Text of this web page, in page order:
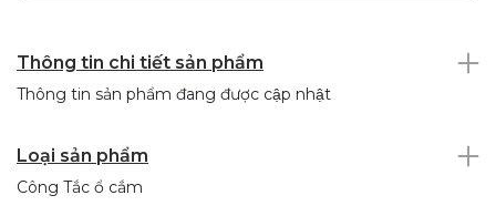
Thông tin chi tiết sản phẩm
Thông tin sản phẩm đang được cập nhật
Loại sản phẩm
Công Tắc ổ cắm